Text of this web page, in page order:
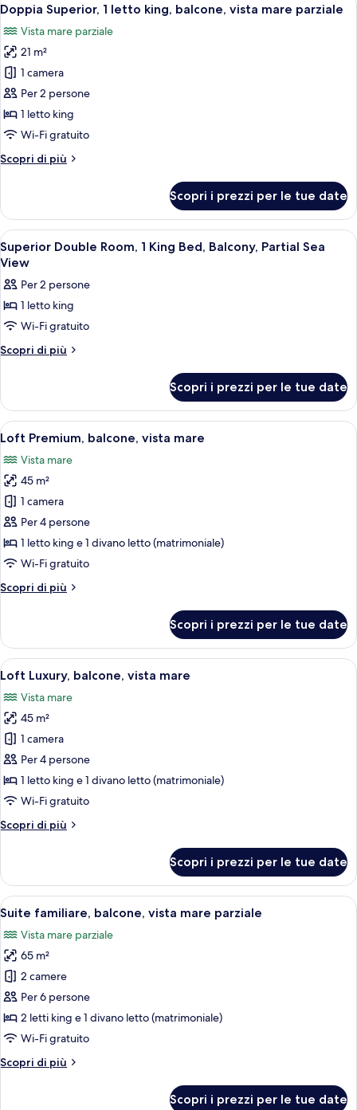
vista
mare
parziale
tutte
le
foto
per
Doppia
Superior,
1
king,
mare
parziale
7
Doppia Superior, 1 letto king, balcone, vista mare parziale
Vista mare parziale
21 m²
1 camera
Per 2 persone
1 letto king
Wi-Fi gratuito
Scopri di più
Altri
Superior,
letto
king,
vista
mare
Scopri i prezzi per le tue date
Apri
tutte
foto
per
Superior
Double
King
Bed,
Balcony,
Partial
Sea
View
Una camera d'albergo con un letto,
21
Superior Double Room, 1 King Bed, Balcony, Partial Sea
View
Per 2 persone
1 letto king
Wi-Fi gratuito
Scopri di più
Altri
Double
Room,
1
Bed,
Balcony,
Partial
Sea
View
Scopri i prezzi per le tue date
Apri
tutte
le
foto
per
Loft
Premium,
balcone,
mare
Una moderna camera d'albergo
10
Loft Premium, balcone, vista mare
Vista mare
45 m²
1 camera
Per 4 persone
1 letto king e 1 divano letto (matrimoniale)
Wi-Fi gratuito
Scopri di più
Altri
Premium,
balcone,
vista
Scopri i prezzi per le tue date
Apri
tutte
le
foto
per
Loft
Luxury,
balcone,
mare
Una camera d'albergo moderna con
14
Loft Luxury, balcone, vista mare
Vista mare
45 m²
1 camera
Per 4 persone
1 letto king e 1 divano letto (matrimoniale)
Wi-Fi gratuito
Scopri di più
Altri
Luxury,
balcone,
vista
Scopri i prezzi per le tue date
Apri
tutte
le
foto
per
Suite
familiare,
balcone,
mare
Una camera d'hotel moderna con
4
Suite familiare, balcone, vista mare parziale
Vista mare parziale
65 m²
2 camere
Per 6 persone
2 letti king e 1 divano letto (matrimoniale)
Wi-Fi gratuito
Scopri di più
Altri
Scopri i prezzi per le tue date